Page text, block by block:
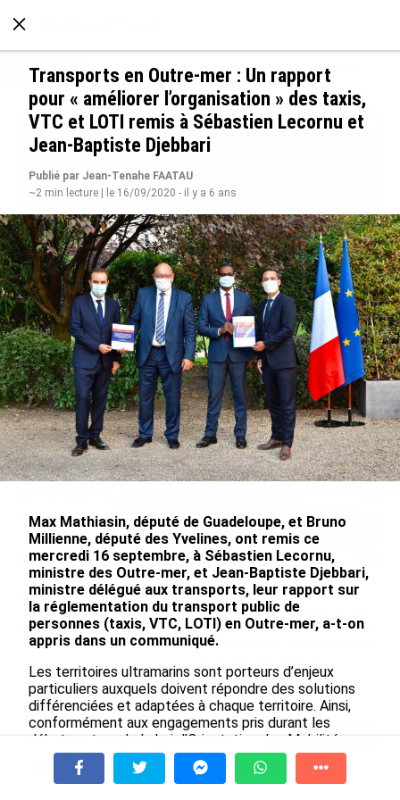
À LA UNE POLITIQUE ECONOMIE SOCIÉTÉ
SÉRIE. Histoire des chefs-lieux d’Outre-mer :
Nouméa, une capitale construite par le bagne,
le nickel et le Pacifique
le 08/08/2026
Rapport 2025 de l’Ifremer :
un engagement décisif dans
les Outre-mer
le 07/08/2026
De Messi à Trump :
l’expérience internationale
du Martiniquais Benoît Etinof
au service du Karibea Sainte-
le 07/08/2026
Avec VEENI, le Guadeloupéen Yanis
Foy entend participer au
développement tourist...
À la une Tv Radio A Propos
Transports en Outre-mer : Un rapport
pour « améliorer l’organisation » des taxis,
VTC et LOTI remis à Sébastien Lecornu et
Jean-Baptiste Djebbari
Publié par Jean-Tenahe FAATAU
~2 min lecture | le 16/09/2020 - il y a 6 ans
Max Mathiasin, député de Guadeloupe, et Bruno
Millienne, député des Yvelines, ont remis ce
mercredi 16 septembre, à Sébastien Lecornu,
ministre des Outre-mer, et Jean-Baptiste Djebbari,
ministre délégué aux transports, leur rapport sur
la réglementation du transport public de
personnes (taxis, VTC, LOTI) en Outre-mer, a-t-on
appris dans un communiqué.
Les territoires ultramarins sont porteurs d’enjeux
particuliers auxquels doivent répondre des solutions
différenciées et adaptées à chaque territoire. Ainsi,
conformément aux engagements pris durant les
débats autour de la Loi d’Orientation des Mobilités
(LOM), le Gouvernement a confié le 28 février dernier
une mission aux députés Mathiasin et Millienne sur le